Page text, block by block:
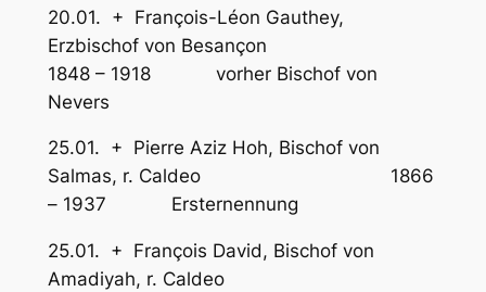
20.01. + François-Léon Gauthey,
Erzbischof von Besançon
1848 – 1918 vorher Bischof von
Nevers
25.01. + Pierre Aziz Hoh, Bischof von
Salmas, r. Caldeo 1866
– 1937 Ersternennung
25.01. + François David, Bischof von
Amadiyah, r. Caldeo